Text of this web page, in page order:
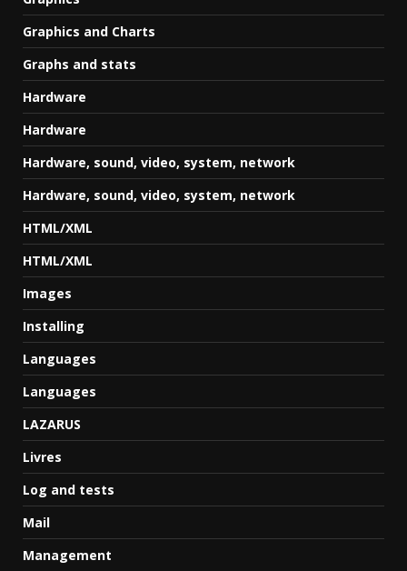
Graphics and Charts
Graphs and stats
Hardware
Hardware
Hardware, sound, video, system, network
Hardware, sound, video, system, network
HTML/XML
HTML/XML
Images
Installing
Languages
Languages
LAZARUS
Livres
Log and tests
Mail
Management